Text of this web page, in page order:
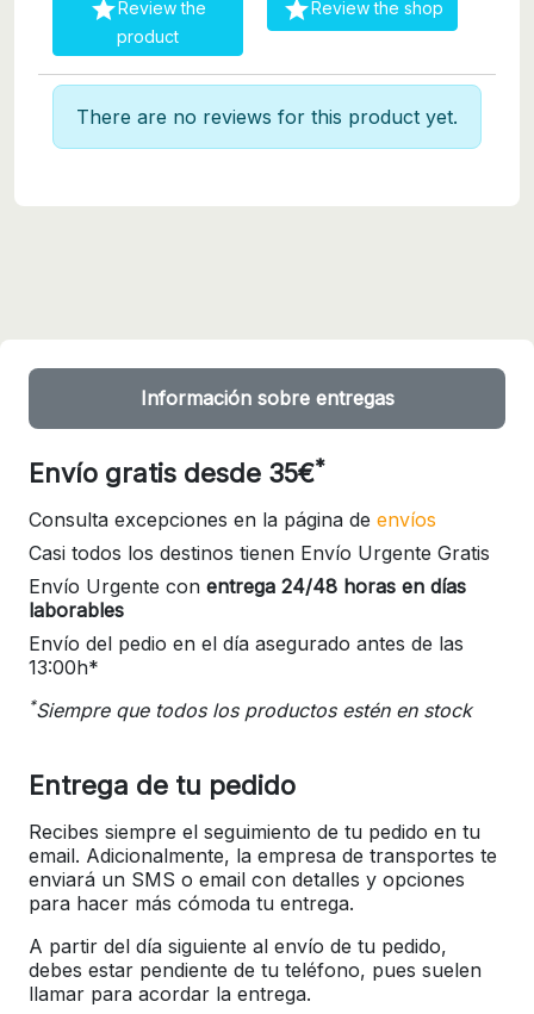
Review the
product
Review the shop
There are no reviews for this product yet.
Información sobre entregas
Envío gratis desde 35€*
Consulta excepciones en la página de envíos
Casi todos los destinos tienen Envío Urgente Gratis
Envío Urgente con entrega 24/48 horas en días
laborables
Envío del pedio en el día asegurado antes de las
13:00h*
*Siempre que todos los productos estén en stock
Entrega de tu pedido
Recibes siempre el seguimiento de tu pedido en tu
email. Adicionalmente, la empresa de transportes te
enviará un SMS o email con detalles y opciones
para hacer más cómoda tu entrega.
A partir del día siguiente al envío de tu pedido,
debes estar pendiente de tu teléfono, pues suelen
llamar para acordar la entrega.